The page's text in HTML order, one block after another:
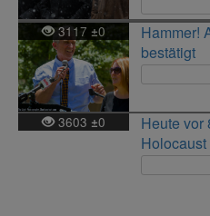
3117 ±0
Hammer!
bestätigt
3603 ±0
Heute vor